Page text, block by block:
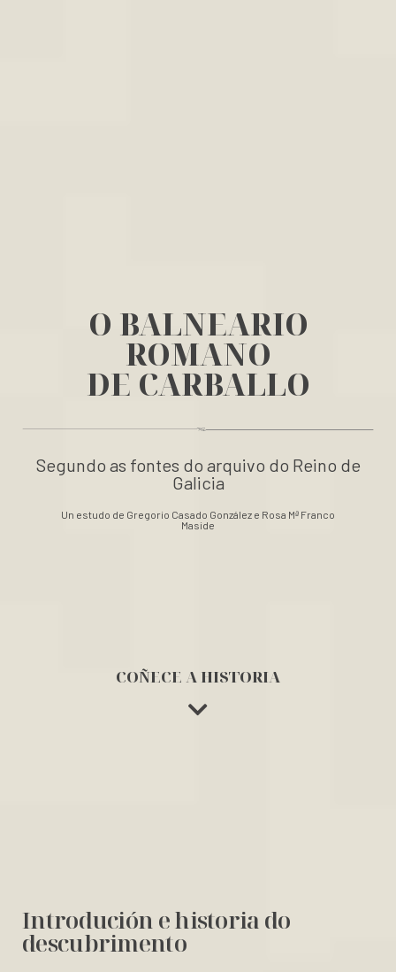
O BALNEARIO
ROMANO
DE CARBALLO
Segundo as fontes do arquivo do Reino de
Galicia
Un estudo de Gregorio Casado González e Rosa Mª Franco
Maside
COÑECE A HISTORIA
Introdución e historia do
descubrimento